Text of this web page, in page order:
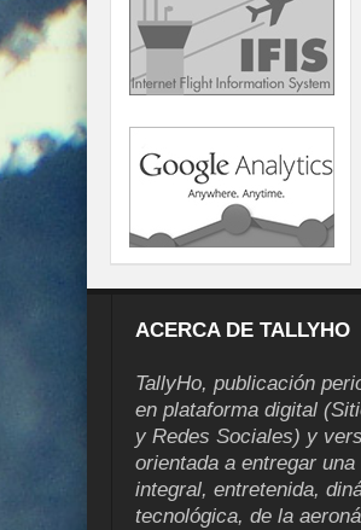
ACERCA DE TALLYHO
TallyHo, publicación
en plataforma digital
y Redes Sociales) y
orientada a entregar
integral, entretenida,
tecnológica, de la